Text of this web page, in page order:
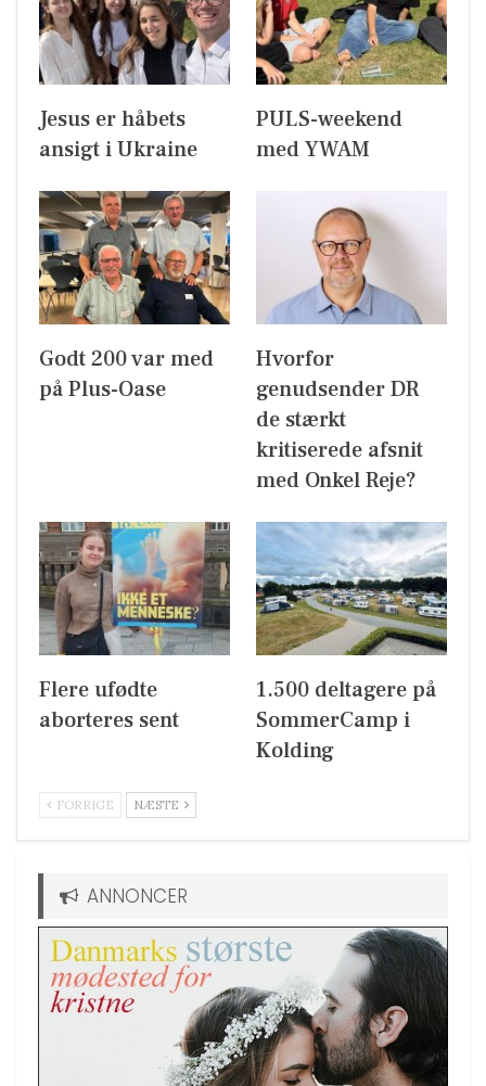
Jesus er håbets
ansigt i Ukraine
PULS-weekend
med YWAM
Godt 200 var med
på Plus-Oase
Hvorfor
genudsender DR
de stærkt
kritiserede afsnit
med Onkel Reje?
Flere ufødte
aborteres sent
1.500 deltagere på
SommerCamp i
Kolding
FORRIGE NÆSTE
ANNONCER